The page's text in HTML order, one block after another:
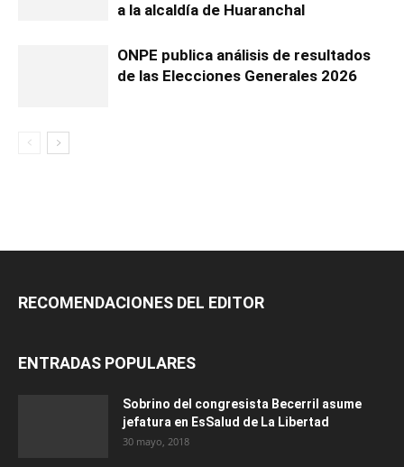
a la alcaldía de Huaranchal
ONPE publica análisis de resultados
de las Elecciones Generales 2026
RECOMENDACIONES DEL EDITOR
ENTRADAS POPULARES
Sobrino del congresista Becerril asume
jefatura en EsSalud de La Libertad
30 mayo, 2018